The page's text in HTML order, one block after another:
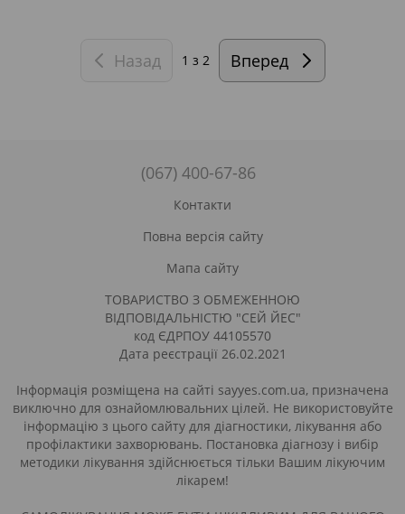
Назад 1 з 2 Вперед
(067) 400-67-86
Контакти
Повна версія сайту
Мапа сайту
ТОВАРИСТВО З ОБМЕЖЕННОЮ
ВІДПОВІДАЛЬНІСТЮ "СЕЙ ЙЕС"
код ЄДРПОУ 44105570
Дата реєстрації 26.02.2021
Інформація розміщена на сайті sayyes.com.ua, призначена
виключно для ознайомлювальних цілей. Не використовуйте
інформацію з цього сайту для діагностики, лікування або
профілактики захворювань. Постановка діагнозу і вибір
методики лікування здійснюється тільки Вашим лікуючим
лікарем!